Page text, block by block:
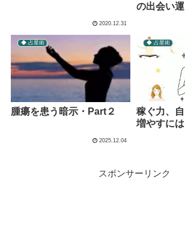
2020.12.31
の出会い運
◆ 占星術
腫瘍を患う暗示・Part２
2025.12.04
◆ 占星術
稼ぐ力、
増やすに
スポンサーリンク